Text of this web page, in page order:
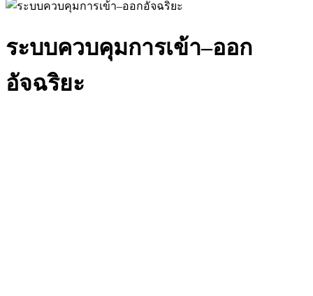
ระบบควบคุมการเข้า–ออก
อัจฉริยะ